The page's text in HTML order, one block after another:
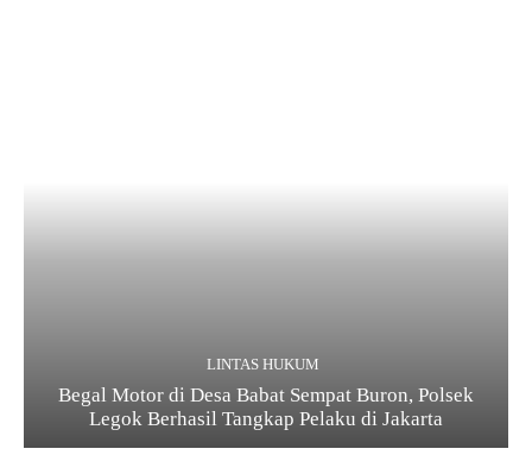
LINTAS HUKUM
Begal Motor di Desa Babat Sempat Buron, Polsek
Legok Berhasil Tangkap Pelaku di Jakarta